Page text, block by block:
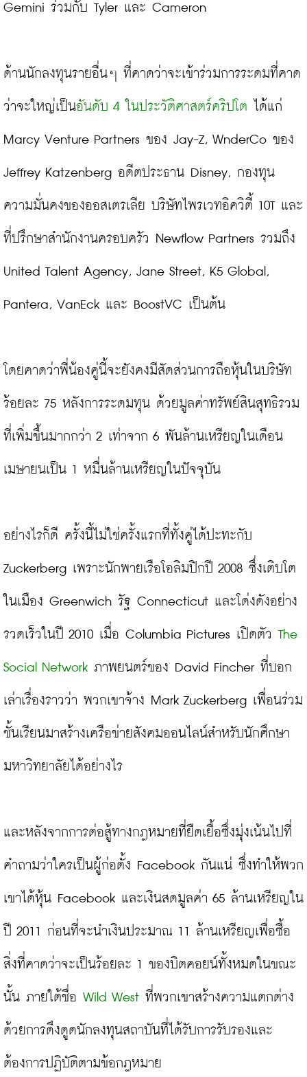
Gemini ร่วมกับ Tyler และ Cameron
ด้านนักลงทุนรายอื่นๆ ที่คาดว่าจะเข้าร่วมการระดมที่คาด
ว่าจะใหญ่เป็นอันดับ 4 ในประวัติศาสตร์คริปโต ได้แก่
Marcy Venture Partners ของ Jay-Z, WnderCo ของ
Jeffrey Katzenberg อดีตประธาน Disney, กองทุน
ความมั่นคงของออสเตรเลีย บริษัทไพรเวทอิควิตี้ 10T และ
ที่ปรึกษาสำนักงานครอบครัว Newflow Partners รวมถึง
United Talent Agency, Jane Street, K5 Global,
Pantera, VanEck และ BoostVC เป็นต้น
โดยคาดว่าพี่น้องคู่นี้จะยังคงมีสัดส่วนการถือหุ้นในบริษัท
ร้อยละ 75 หลังการระดมทุน ด้วยมูลค่าทรัพย์สินสุทธิรวม
ที่เพิ่มขึ้นมากกว่า 2 เท่าจาก 6 พันล้านเหรียญในเดือน
เมษายนเป็น 1 หมื่นล้านเหรียญในปัจจุบัน
อย่างไรก็ดี ครั้งนี้ไม่ใช่ครั้งแรกที่ทั้งคู่ได้ปะทะกับ
Zuckerberg เพราะนักพายเรือโอลิมปิกปี 2008 ซึ่งเติบโต
ในเมือง Greenwich รัฐ Connecticut และโด่งดังอย่าง
รวดเร็วในปี 2010 เมื่อ Columbia Pictures เปิดตัว The
Social Network ภาพยนตร์ของ David Fincher ที่บอก
เล่าเรื่องราวว่า พวกเขาจ้าง Mark Zuckerberg เพื่อนร่วม
ชั้นเรียนมาสร้างเครือข่ายสังคมออนไลน์สำหรับนักศึกษา
มหาวิทยาลัยได้อย่างไร
และหลังจากการต่อสู้ทางกฎหมายที่ยืดเยื้อซึ่งมุ่งเน้นไปที่
คำถามว่าใครเป็นผู้ก่อตั้ง Facebook กันแน่ ซึ่งทำให้พวก
เขาได้หุ้น Facebook และเงินสดมูลค่า 65 ล้านเหรียญใน
ปี 2011 ก่อนที่จะนำเงินประมาณ 11 ล้านเหรียญเพื่อซื้อ
สิ่งที่คาดว่าจะเป็นร้อยละ 1 ของบิตคอยน์ทั้งหมดในขณะ
นั้น ภายใต้ชื่อ Wild West ที่พวกเขาสร้างความแตกต่าง
ด้วยการดึงดูดนักลงทุนสถาบันที่ได้รับการรับรองและ
ต้องการปฏิบัติตามข้อกฎหมาย